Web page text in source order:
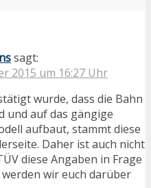
sagt:
2015 um 16:27 Uhr
wurde, dass die Bahn
und auf das gängige
aufbaut, stammt diese
Daher ist auch nicht
diese Angaben in Frage
wir euch darüber